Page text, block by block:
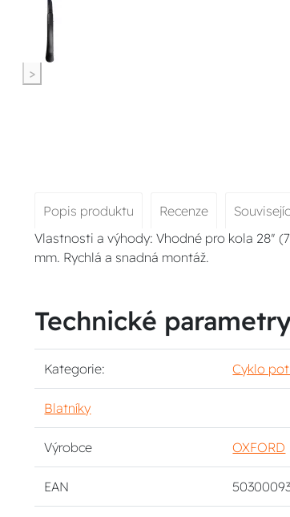
>
Popis produktu
Recenze
Vlastnosti a výhody: Vhodné pro kola 28"
mm. Rychlá a snadná montáž.
Technické
Kategorie: Cyklo
Blatníky
Výrobce OXFORD
EAN